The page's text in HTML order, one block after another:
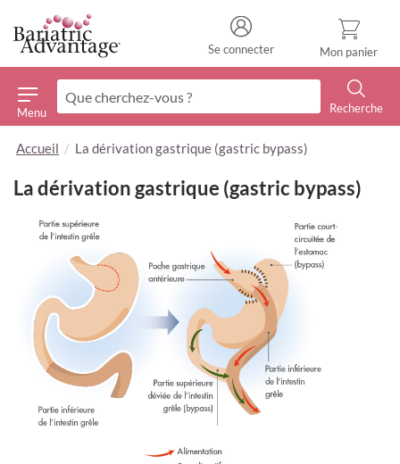
Menu
Recherche
Mon panier
Se connecter
Accueil La dérivation gastrique (gastric bypass)
La dérivation gastrique (gastric bypass)